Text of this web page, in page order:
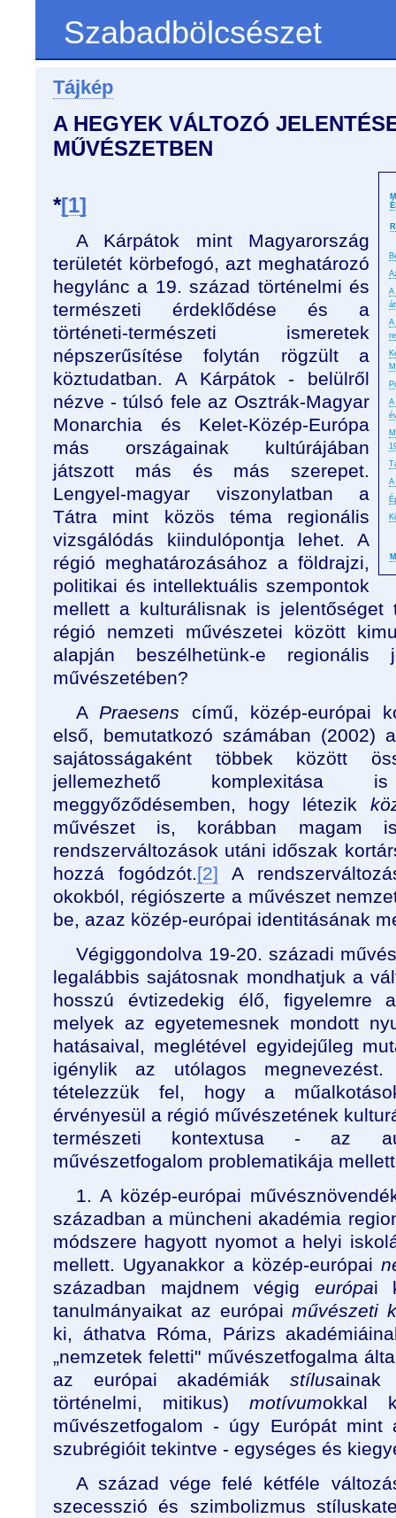
Szabadbölcsészet
Tájkép
A HEGYEK VÁLTOZÓ
MŰVÉSZETBEN
A
A
A
A
*[1]
A Kárpátok mint Magyarország
területét körbefogó, azt meghatározó
hegylánc a 19. század történelmi és
természeti érdeklődése és a
történeti-természeti ismeretek
népszerűsítése folytán rögzült a
köztudatban. A Kárpátok - belülről
nézve - túlsó fele az Osztrák-Magyar
Monarchia és Kelet-Közép-Európa
más országainak kultúrájában
játszott más és más szerepet.
Lengyel-magyar viszonylatban a
Tátra mint közös téma regionális
vizsgálódás kiindulópontja lehet. A
régió meghatározásához a földrajzi,
politikai és intellektuális szempontok
mellett a kulturálisnak is jelentőséget
régió nemzeti művészetei között
alapján beszélhetünk-e
művészetében?
A Praesens című, közép-európai
első, bemutatkozó számában (2002)
sajátosságaként többek között
jellemezhető komplexitása
meggyőződésemben, hogy létezik
művészet is, korábban magam
rendszerváltozások utáni időszak
hozzá fogódzót.[2] A
okokból, régiószerte a művészet
be, azaz közép-európai identitásának
Végiggondolva 19-20. századi
legalábbis sajátosnak mondhatjuk a
hosszú évtizedekig élő, figyelemre
melyek az egyetemesnek mondott
hatásaival, meglétével egyidejűleg
igénylik az utólagos megnevezést.
tételezzük fel, hogy a
érvényesül a régió művészetének
természeti kontextusa - az
művészetfogalom problematikája
1. A közép-európai
században a müncheni akadémia
módszere hagyott nyomot a helyi
mellett. Ugyanakkor a közép-európai
században majdnem végig európai
tanulmányaikat az európaiművészeti
ki, áthatva Róma, Párizs
„nemzetek feletti" művészetfogalma
az európai akadémiák stílusainak
történelmi, mitikus) motívumokkal
művészetfogalom - úgy Európát
szubrégióit tekintve - egységes és
A század vége felé kétféle
szecesszió és szimbolizmus